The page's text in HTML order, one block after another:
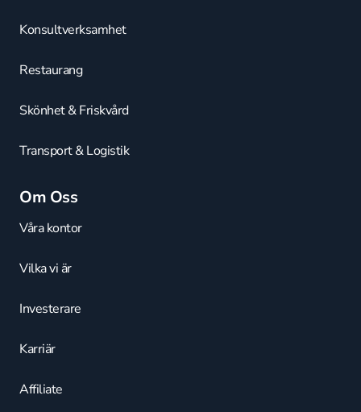
Konsultverksamhet
Restaurang
Skönhet & Friskvård
Transport & Logistik
Om Oss
Våra kontor
Vilka vi är
Investerare
Karriär
Affiliate